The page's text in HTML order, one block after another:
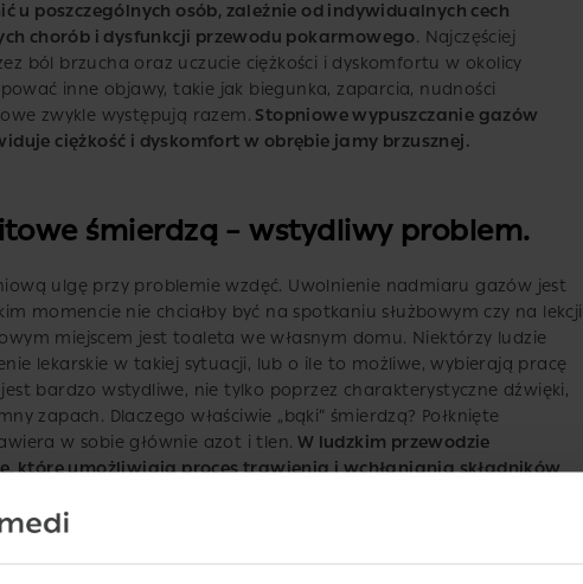
u poszczególnych osób, zależnie od indywidualnych cech
chorób i dysfunkcji przewodu pokarmowego. Najczęściej
ból brzucha oraz uczucie ciężkości i dyskomfortu w okolicy
inne objawy, takie jak biegunka, zaparcia, nudności
zwykle występują razem. Stopniowe wypuszczanie gazów
ciężkość i dyskomfort w obrębie jamy brzusznej.
śmierdzą – wstydliwy problem.
ulgę przy problemie wzdęć. Uwolnienie nadmiaru gazów jest
momencie nie chciałby być na spotkaniu służbowym czy na lekcji
miejscem jest toaleta we własnym domu. Niektórzy ludzie
lekarskie w takiej sytuacji, lub o ile to możliwe, wybierają pracę
bardzo wstydliwe, nie tylko poprzez charakterystyczne dźwięki,
zapach. Dlaczego właściwie „bąki” śmierdzą? Połknięte
w sobie głównie azot i tlen. W ludzkim przewodzie
które umożliwiają proces trawienia i wchłaniania składników
do połkniętego tlenu i azotu dołącza dwutlenek węgla,
pochodne siarki – ta mieszanka tworzy charakterystyczny,